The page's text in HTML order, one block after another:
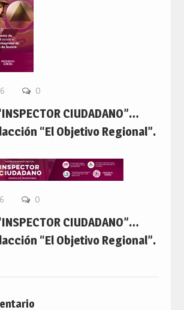
0
CIUDADANO”…
“El Objetivo Regional”.
0
CIUDADANO”…
“El Objetivo Regional”.